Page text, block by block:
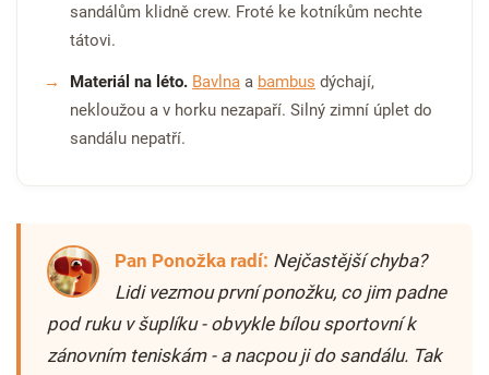
sandálům klidně crew. Froté ke kotníkům nechte
tátovi.
Materiál na léto. Bavlna a bambus dýchají,
nekloužou a v horku nezapaří. Silný zimní úplet do
sandálu nepatří.
Pan Ponožka radí: Nejčastější chyba?
Lidi vezmou první ponožku, co jim padne
pod ruku v šuplíku - obvykle bílou sportovní k
zánovním teniskám - a nacpou ji do sandálu. Tak